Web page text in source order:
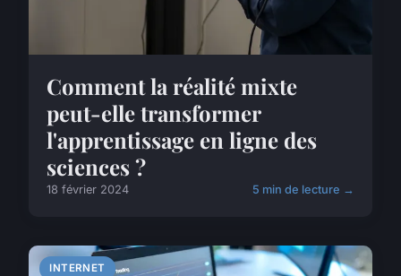
Comment la réalité mixte
peut-elle transformer
l'apprentissage en ligne des
sciences ?
18 février 2024 5 min de lecture →
INTERNET